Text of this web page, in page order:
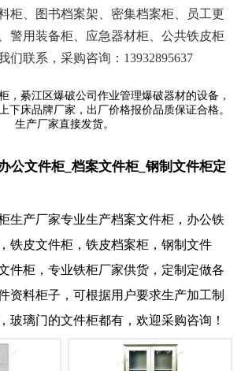
柜、图书档案架、密集档案柜、员工更
警用装备柜、应急器材柜、公共铁皮柜
们联系，采购咨询：13932895637
，綦江区爆破公司作业管理爆破器材的设备，
下床品牌厂家，出厂价格报价品质保证合格。
生产厂家直接发货。
公文件柜_档案文件柜_钢制文件柜定
生产厂家专业生产档案文件柜，办公铁
铁皮文件柜，铁皮档案柜，钢制文件
件柜，专业铁柜厂家供货，定制定做各
资料柜子，可根据用户要求生产加工制
玻璃门的文件柜都有，欢迎采购咨询！